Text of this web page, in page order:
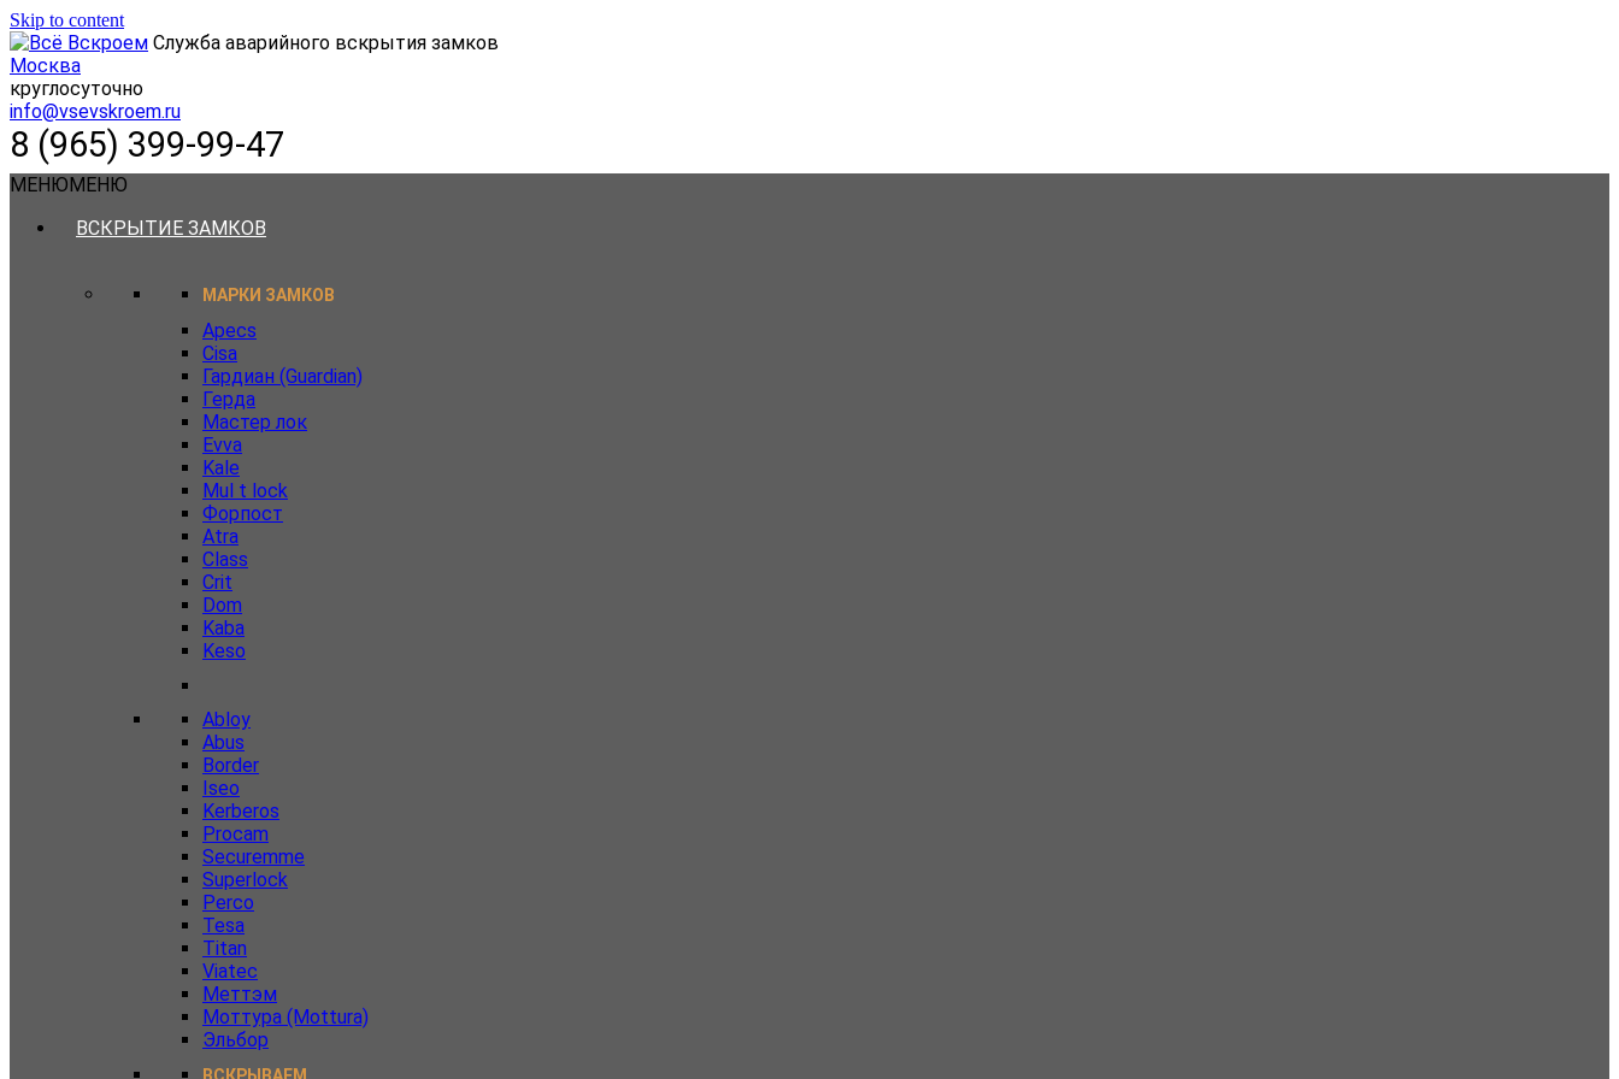
Skip to content
Служба аварийного вскрытия замков
Москва
круглосуточно
info@vsevskroem.ru
8 (965) 399-99-47
МЕНЮМЕНЮ
ВСКРЫТИЕ ЗАМКОВ
МАРКИ ЗАМКОВ
Apecs
Cisa
Гардиан (Guardian)
Герда
Мастер лок
Evva
Kale
Mul t lock
Форпост
Atra
Class
Crit
Dom
Kaba
Keso
Abloy
Abus
Border
Iseo
Kerberos
Procam
Securemme
Superlock
Perco
Tesa
Titan
Viatec
Меттэм
Моттура (Mottura)
Эльбор